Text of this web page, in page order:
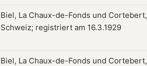
Biel, La Chaux-de-Fonds und Cortebert,
Schweiz; registriert am 16.3.1929
Biel, La Chaux-de-Fonds und Cortebert,